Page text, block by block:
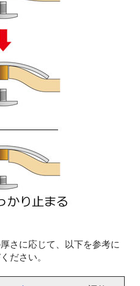
さに応じて、以下を参考に
ださい。